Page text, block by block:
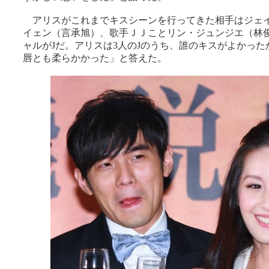
アリスがこれまでキスシーンを行ってきた相手はジェ
イェン（言承旭）、歌手ＪＪことリン・ジュンジエ（林
ャルがJだ。アリスは3人のJのうち、誰のキスがよかっ
唇とも柔らかかった」と答えた。